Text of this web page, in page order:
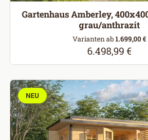
Gartenhaus Amberley,
grau/anthrazit
Varianten ab1.699,00 €
Regulärer Preis:
6.498,99 €
NEU